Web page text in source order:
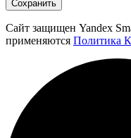
Сохранить
Сайт защищен Yandex
применяются Политика